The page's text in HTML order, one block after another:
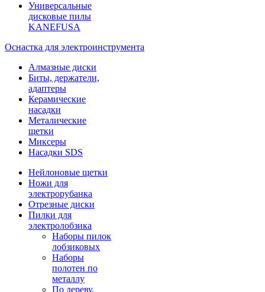
Универсальные
дисковые пилы
KANEFUSA
Оснастка для электроинструмента
Алмазные диски
Биты, держатели,
адаптеры
Керамические
насадки
Металические
щетки
Миксеры
Насадки SDS
Нейлоновые щетки
Ножи для
электрорубанка
Отрезные диски
Пилки для
электролобзика
Наборы пилок
лобзиковых
Наборы
полотен по
металлу
По дереву,